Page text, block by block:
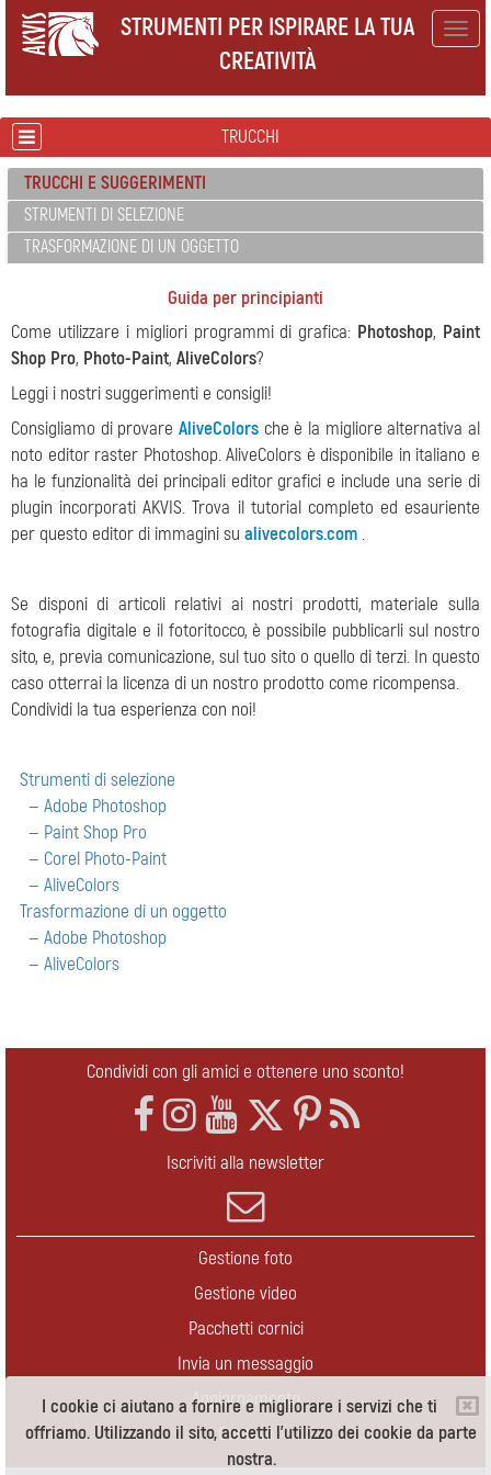
I cookie ci aiutano a fornire e migliorare i servizi che ti
offriamo. Utilizzando il sito, accetti l'utilizzo dei cookie da parte
nostra.
STRUMENTI PER ISPIRARE LA TUA
CREATIVITÀ
TRUCCHI
TRUCCHI E SUGGERIMENTI
STRUMENTI DI SELEZIONE
TRASFORMAZIONE DI UN OGGETTO
Guida per principianti
Come utilizzare i migliori programmi di grafica: Photoshop, Paint
Shop Pro, Photo-Paint, AliveColors?
Leggi i nostri suggerimenti e consigli!
Consigliamo di provare AliveColors che è la migliore alternativa al
noto editor raster Photoshop. AliveColors è disponibile in italiano e
ha le funzionalità dei principali editor grafici e include una serie di
plugin incorporati AKVIS. Trova il tutorial completo ed esauriente
per questo editor di immagini su alivecolors.com .
Se disponi di articoli relativi ai nostri prodotti, materiale sulla
fotografia digitale e il fotoritocco, è possibile pubblicarli sul nostro
sito, e, previa comunicazione, sul tuo sito o quello di terzi. In questo
caso otterrai la licenza di un nostro prodotto come ricompensa.
Condividi la tua esperienza con noi!
Strumenti di selezione
— Adobe Photoshop
— Paint Shop Pro
— Corel Photo-Paint
— AliveColors
Trasformazione di un oggetto
— Adobe Photoshop
— AliveColors
Condividi con gli amici e ottenere uno sconto!
Iscriviti alla newsletter
Gestione foto
Gestione video
Pacchetti cornici
Invia un messaggio
Aggiornamento
Contatti